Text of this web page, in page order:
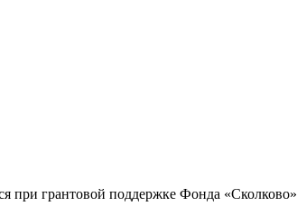
при грантовой поддержке Фонда «Сколково»